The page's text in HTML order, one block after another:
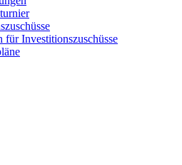
für Investitionszuschüsse